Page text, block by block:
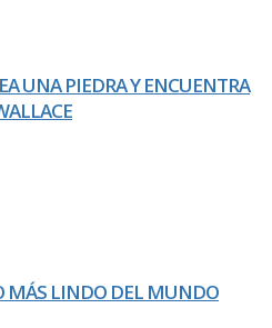
UNA PIEDRA Y ENCUENTRA
MÁS LINDO DEL MUNDO